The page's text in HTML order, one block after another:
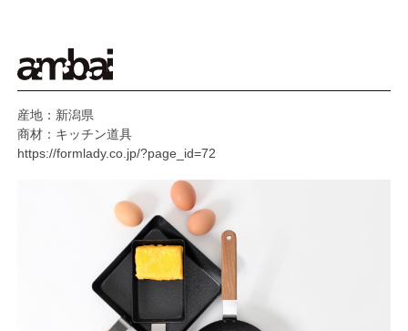
産地：新潟県
商材：キッチン道具
https://formlady.co.jp/?page_id=72